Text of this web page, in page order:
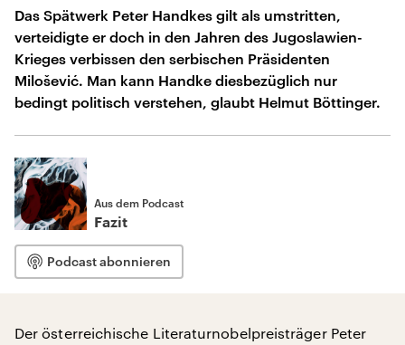
Das Spätwerk Peter Handkes gilt als umstritten,
verteidigte er doch in den Jahren des Jugoslawien-
Krieges verbissen den serbischen Präsidenten
Milošević. Man kann Handke diesbezüglich nur
bedingt politisch verstehen, glaubt Helmut Böttinger.
Aus dem Podcast
Fazit
Podcast abonnieren
Der österreichische Literaturnobelpreisträger Peter